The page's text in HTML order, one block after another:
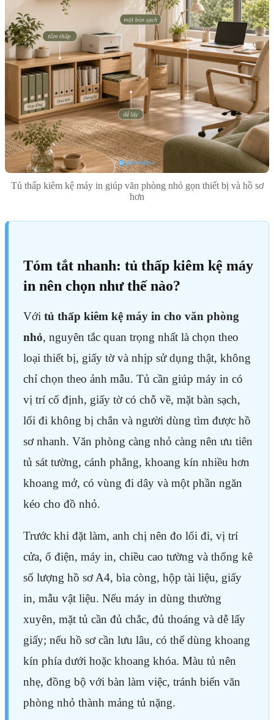
Tủ thấp kiêm kệ máy in giúp văn phòng nhỏ gọn thiết bị và hồ sơ
hơn
Tóm tắt nhanh: tủ thấp kiêm kệ máy
in nên chọn như thế nào?
Với tủ thấp kiêm kệ máy in cho văn phòng
nhỏ, nguyên tắc quan trọng nhất là chọn theo
loại thiết bị, giấy tờ và nhịp sử dụng thật, không
chỉ chọn theo ảnh mẫu. Tủ cần giúp máy in có
vị trí cố định, giấy tờ có chỗ về, mặt bàn sạch,
lối đi không bị chắn và người dùng tìm được hồ
sơ nhanh. Văn phòng càng nhỏ càng nên ưu tiên
tủ sát tường, cánh phẳng, khoang kín nhiều hơn
khoang mở, có vùng đi dây và một phần ngăn
kéo cho đồ nhỏ.
Trước khi đặt làm, anh chị nên đo lối đi, vị trí
cửa, ổ điện, máy in, chiều cao tường và thống kê
số lượng hồ sơ A4, bìa còng, hộp tài liệu, giấy
in, mẫu vật liệu. Nếu máy in dùng thường
xuyên, mặt tủ cần đủ chắc, đủ thoáng và dễ lấy
giấy; nếu hồ sơ cần lưu lâu, có thể dùng khoang
kín phía dưới hoặc khoang khóa. Màu tủ nên
nhẹ, đồng bộ với bàn làm việc, tránh biến văn
phòng nhỏ thành mảng tủ nặng.